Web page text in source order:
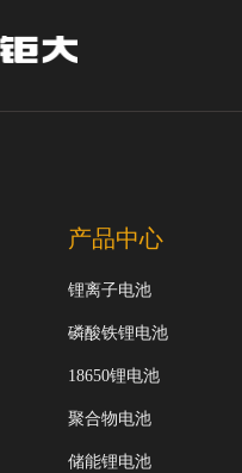
产品中心
锂离子电池
磷酸铁锂电池
18650锂电池
聚合物电池
储能锂电池